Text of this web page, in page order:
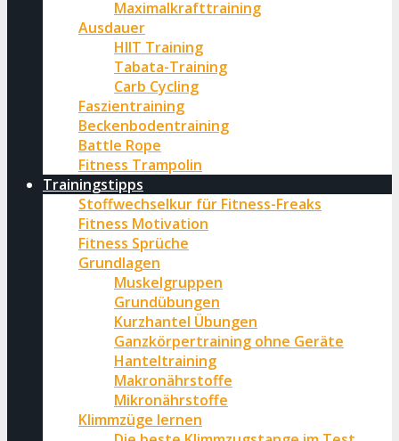
Maximalkrafttraining
Ausdauer
HIIT Training
Tabata-Training
Carb Cycling
Faszientraining
Beckenbodentraining
Battle Rope
Fitness Trampolin
Trainingstipps
Stoffwechselkur für Fitness-Freaks
Fitness Motivation
Fitness Sprüche
Grundlagen
Muskelgruppen
Grundübungen
Kurzhantel Übungen
Ganzkörpertraining ohne Geräte
Hanteltraining
Makronährstoffe
Mikronährstoffe
Klimmzüge lernen